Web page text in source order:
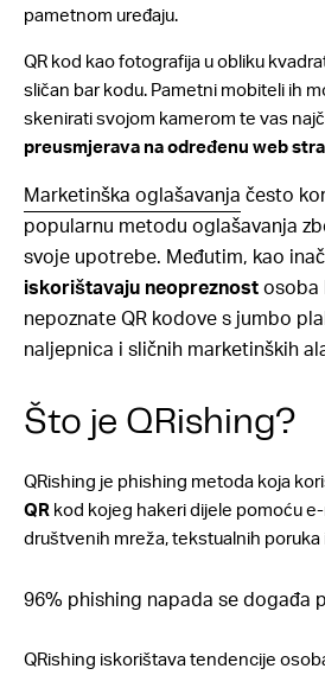
pametnom uređaju.
QR kod kao fotografija u obliku
sličan bar kodu. Pametni mobiteli ih
skenirati svojom kamerom te vas
preusmjerava na određenu web
Marketinška oglašavanja često
popularnu metodu oglašavanja
svoje upotrebe. Međutim, kao
iskorištavaju neopreznost osoba
nepoznate QR kodove s jumbo
naljepnica i sličnih marketinških
Što je QRishing?
QRishing je phishing metoda koja
QR kod kojeg hakeri dijele pomoću
društvenih mreža, tekstualnih poruka
96% phishing napada se događa
QRishing iskorištava tendencije